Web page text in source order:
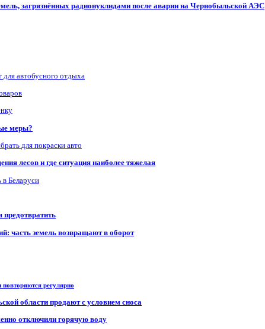
загрязнённых радионуклидами после аварии на Чернобыльской АЭС
автобусного отдыха
меры?
для покраски авто
лесов и где ситуация наиболее тяжелая
Беларуси
предотвратить
часть земель возвращают в оборот
регулярно
области продают с условием сноса
отключили горячую воду